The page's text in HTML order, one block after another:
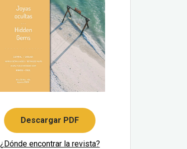
Descargar PDF
¿Dónde encontrar la revista?